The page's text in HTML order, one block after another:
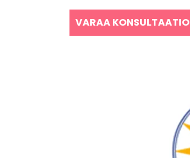
VARAA KONSULTAATIO